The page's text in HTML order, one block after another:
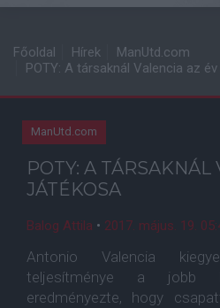
Főoldal Hírek
ManUtd.com
POTY: A társaknál Valencia az
ManUtd.com
POTY: A TÁRSAKNÁL
JÁTÉKOSA
Balog Attila • 2017. május. 19.
Antonio Valencia
teljesítménye a jobb
eredményezte, hogy